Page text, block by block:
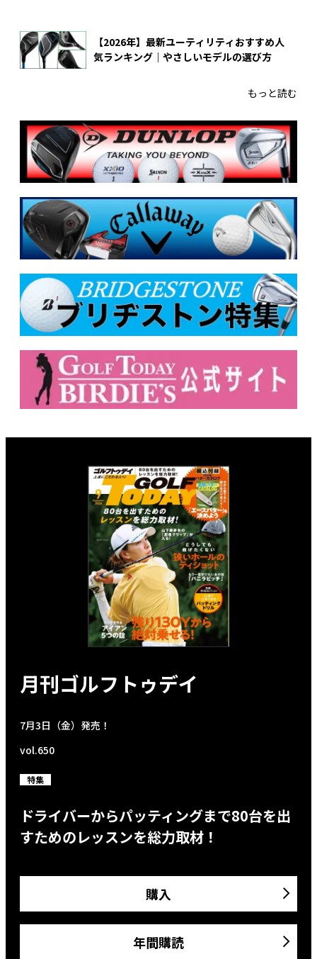
【2026年】最新ユーティリティおすすめ人
気ランキング｜やさしいモデルの選び方
もっと読む
月刊ゴルフトゥデイ
7月3日（金）発売！
vol.650
特集
ドライバーからパッティングまで80台を出
すためのレッスンを総力取材！
購入
年間購読